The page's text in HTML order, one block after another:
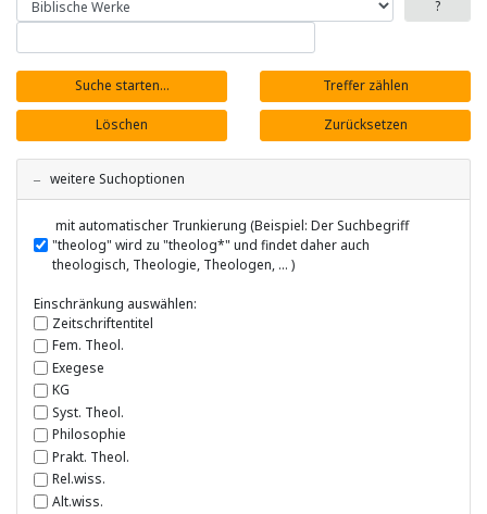
weitere Suchoptionen
mit automatischer Trunkierung (Beispiel: Der Suchbegriff
"theolog" wird zu "theolog*" und findet daher auch
theologisch, Theologie, Theologen, ... )
Einschränkung auswählen:
Zeitschriftentitel
Fem. Theol.
Exegese
KG
Syst. Theol.
Philosophie
Prakt. Theol.
Rel.wiss.
Alt.wiss.